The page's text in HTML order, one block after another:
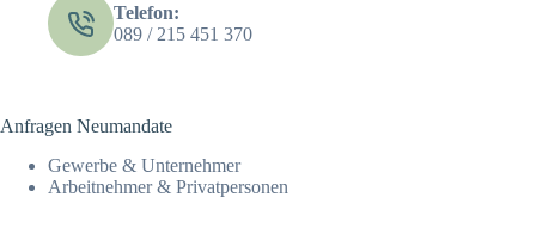
Telefon:
089 / 215 451 370
Anfragen Neumandate
Gewerbe & Unternehmer
Arbeitnehmer & Privatpersonen